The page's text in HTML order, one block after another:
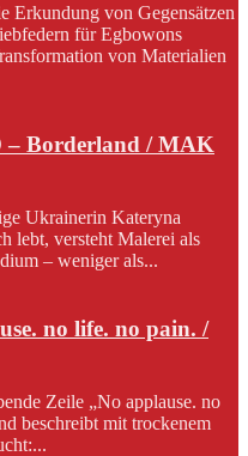
Erkundung von Gegensätzen
für Egbowons
von Materialien
Borderland / MAK
Ukrainerin Kateryna
lebt, versteht Malerei als
– weniger als...
no life. no pain. /
Zeile „No applause. no
beschreibt mit trockenem